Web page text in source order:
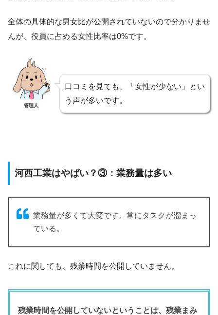
全体の具体的な男女比が公開されていないので分かりませ
んが、役員に占める女性比率は0%です。
管理人
口コミを見ても、「女性が少ない」とい
う声が多いです。
河西工業はやばい？③：業務量は多い
業務量が多くて大変です。常にタスクが溜まっ
ている。
これに関しても、残業時間を公開していません。
残業時間を公開していないということは、残業まみ